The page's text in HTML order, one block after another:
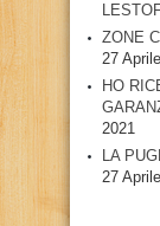
ZONE
27
HO
2021
LA
27